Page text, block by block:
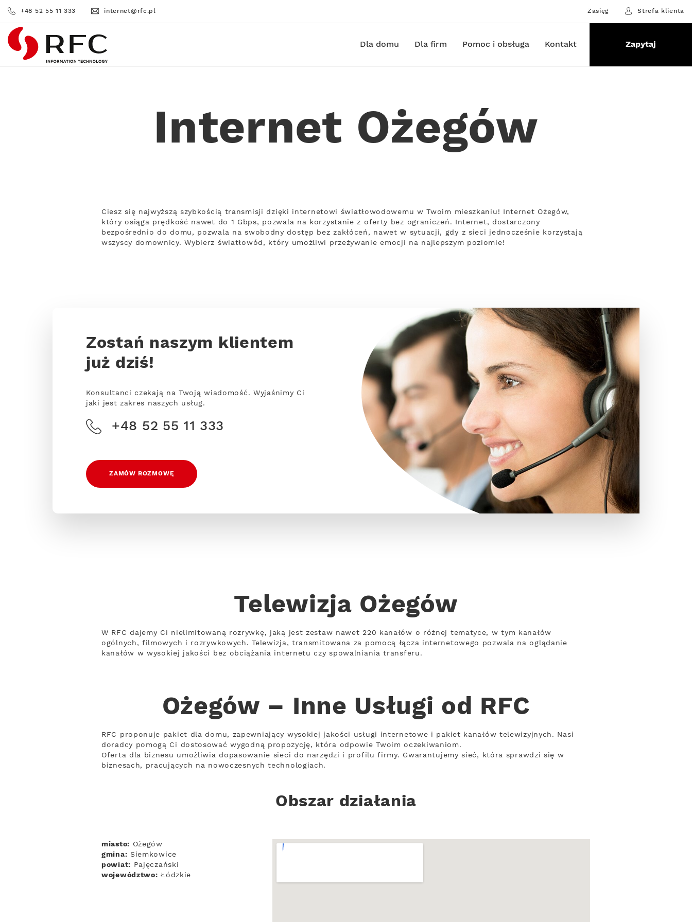
+48 52 55 11 333 internet@rfc.pl Zasięg Strefa klienta
RFC Dla domu Dla firm Pomoc i obsługa Kontakt Zapytaj
Internet Ożegów
Ciesz się najwyższą szybkością transmisji dzięki internetowi światłowodowemu w Twoim mieszkaniu! Internet Ożegów,
który osiąga prędkość nawet do 1 Gbps, pozwala na korzystanie z oferty bez ograniczeń. Internet, dostarczony
bezpośrednio do domu, pozwala na swobodny dostęp bez zakłóceń, nawet w sytuacji, gdy z sieci jednocześnie korzystają
wszyscy domownicy. Wybierz światłowód, który umożliwi przeżywanie emocji na najlepszym poziomie!
Zostań naszym klientem
już dziś!
Konsultanci czekają na Twoją wiadomość. Wyjaśnimy Ci
jaki jest zakres naszych usług.
+48 52 55 11 333
ZAMÓW ROZMOWĘ
Telewizja Ożegów
W RFC dajemy Ci nielimitowaną rozrywkę, jaką jest zestaw nawet 220 kanałów o różnej tematyce, w tym kanałów
ogólnych, filmowych i rozrywkowych. Telewizja, transmitowana za pomocą łącza internetowego pozwala na oglądanie
kanałów w wysokiej jakości bez obciążania internetu czy spowalniania transferu.
Ożegów – Inne Usługi od RFC
RFC proponuje pakiet dla domu, zapewniający wysokiej jakości usługi internetowe i pakiet kanałów telewizyjnych. Nasi
doradcy pomogą Ci dostosować wygodną propozycję, która odpowie Twoim oczekiwaniom.
Oferta dla biznesu umożliwia dopasowanie sieci do narzędzi i profilu firmy. Gwarantujemy sieć, która sprawdzi się w
biznesach, pracujących na nowoczesnych technologiach.
Obszar działania
miasto: Ożegów
gmina: Siemkowice
powiat: Pajęczański
województwo: Łódzkie